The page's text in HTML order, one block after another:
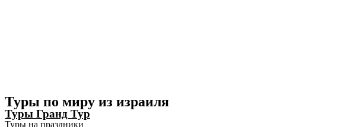
Туры по миру из израиля
Туры Гранд Тур
Туры на праздники